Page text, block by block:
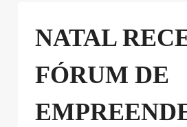
NATAL
FÓRUM DE